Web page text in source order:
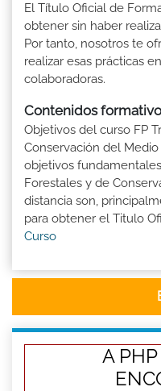
El Título Oficial de
obtener sin haber
Por tanto, nosotros te
realizar esas prácticas
colaboradoras.
Contenidos
Objetivos del curso FP
Conservación del
objetivos
Forestales y de
distancia son,
para obtener el Titulo
Curso
A